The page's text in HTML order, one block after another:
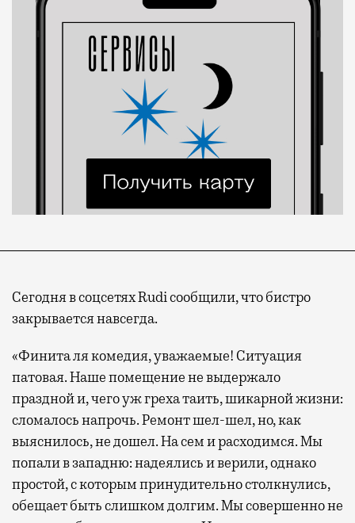
Сегодня в соцсетях Rudi сообщили, что бистро
закрывается навсегда.
«Финита ля комедия, уважаемые! Ситуация
патовая. Наше помещение не выдержало
праздной и, чего уж греха таить, шикарной жизни:
сломалось напрочь. Ремонт шел-шел, но, как
выяснилось, не дошел. На сем и расходимся. Мы
попали в западню: надеялись и верили, однако
простой, с которым принудительно столкнулись,
обещает быть слишком долгим. Мы совершенно не